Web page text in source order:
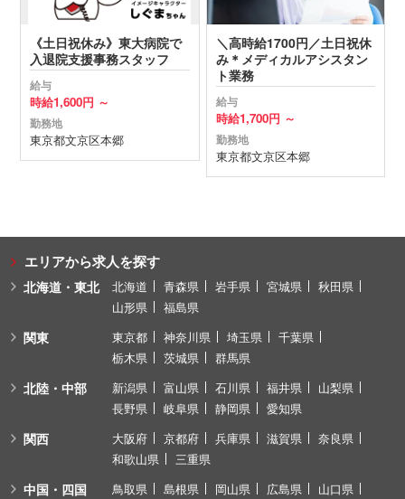
《土日祝休み》東大病院で
入退院支援事務スタッフ
給与
時給1,600円 ～
勤務地
東京都文京区本郷
＼高時給1700円／土日祝休
み＊メディカルアシスタン
ト業務
給与
時給1,700円 ～
勤務地
東京都文京区本郷
エリアから求人を探す
北海道・東北 北海道 青森県 岩手県 宮城県
秋田県
山形県
福島県
関東 東京都 神奈川県 埼玉県
千葉県
栃木県
茨城県 群馬県
北陸・中部 新潟県 富山県 石川県 福井県
山梨県
長野県
岐阜県 静岡県 愛知県
関西 大阪府 京都府 兵庫県 滋賀県
奈良県
和歌山県
三重県
中国・四国 鳥取県 島根県 岡山県 広島県
山口県